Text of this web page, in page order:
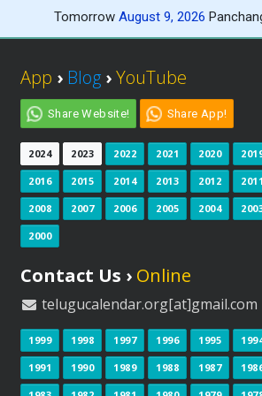
Tomorrow August 9, 2026
App › Blog ›YouTube
Share Website! Share App!
2024 2023 2022 2021 2020
2016 2015 2014 2013 2012 2011
2008 2007 2006 2005 2004
2000
Contact Us › Online
telugucalendar.org[at]gmail.com
1999 1998 1997 1996 1995
1991 1990 1989 1988 1987